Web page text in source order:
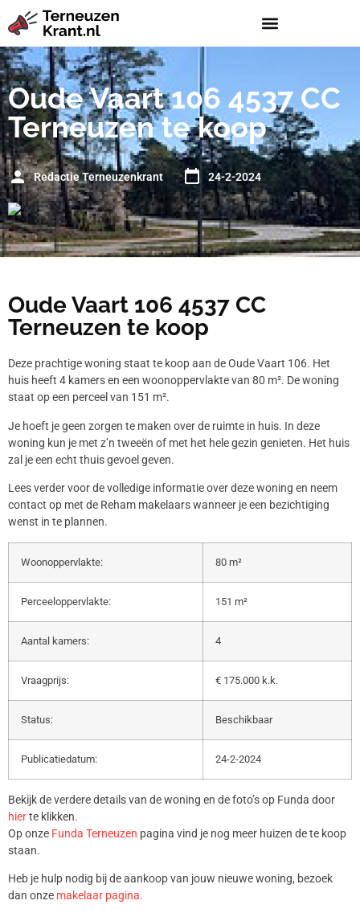
Oude Vaart 106 4537 CC
Terneuzen te koop
Redactie Terneuzenkrant 24-2-2024
Oude Vaart 106 4537 CC
Terneuzen te koop
Deze prachtige woning staat te koop aan de Oude Vaart 106. Het
huis heeft 4 kamers en een woonoppervlakte van 80 m². De woning
staat op een perceel van 151 m².
Je hoeft je geen zorgen te maken over de ruimte in huis. In deze
woning kun je met z’n tweeën of met het hele gezin genieten. Het huis
zal je een echt thuis gevoel geven.
Lees verder voor de volledige informatie over deze woning en neem
contact op met de Reham makelaars wanneer je een bezichtiging
wenst in te plannen.
Woonoppervlakte: 80 m²
Perceeloppervlakte: 151 m²
Aantal kamers: 4
Vraagprijs: € 175.000 k.k.
Status: Beschikbaar
Publicatiedatum: 24-2-2024
Bekijk de verdere details van de woning en de foto’s op Funda door
hierte klikken.
Op onze Funda Terneuzen pagina vind je nog meer huizen de te koop
staan.
Heb je hulp nodig bij de aankoop van jouw nieuwe woning, bezoek
dan onze makelaar pagina.